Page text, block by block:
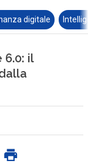
digitale
6.0: il